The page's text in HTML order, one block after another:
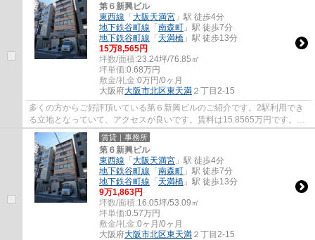
第６新興ビル
東西線 「 大阪天満宮 」駅 徒歩4分
地下鉄谷町線 「 南森町 」駅 徒歩7分
地下鉄谷町線 「 天満橋 」駅 徒歩13分
15万8,565円
坪数/面積:23.24坪/76.85㎡
坪単価:0.68万円
敷金/礼金:0万円/0ヶ月
大阪府大阪市北区東天満 ２丁目2-15
多くの方からご好評頂いている第６新興ビルのご紹介です。2駅利用でき
る立地となっていて、アクセスが良いです。賃料は15.8565万円です。オ
フィスに給湯室があると美味しいお茶を作る...
賃貸｜事務所
第６新興ビル
東西線 「 大阪天満宮 」駅 徒歩4分
地下鉄谷町線 「 南森町 」駅 徒歩7分
地下鉄谷町線 「 天満橋 」駅 徒歩13分
9万1,863円
坪数/面積:16.05坪/53.09㎡
坪単価:0.57万円
敷金/礼金:0ヶ月/0ヶ月
大阪府大阪市北区東天満 ２丁目2-15